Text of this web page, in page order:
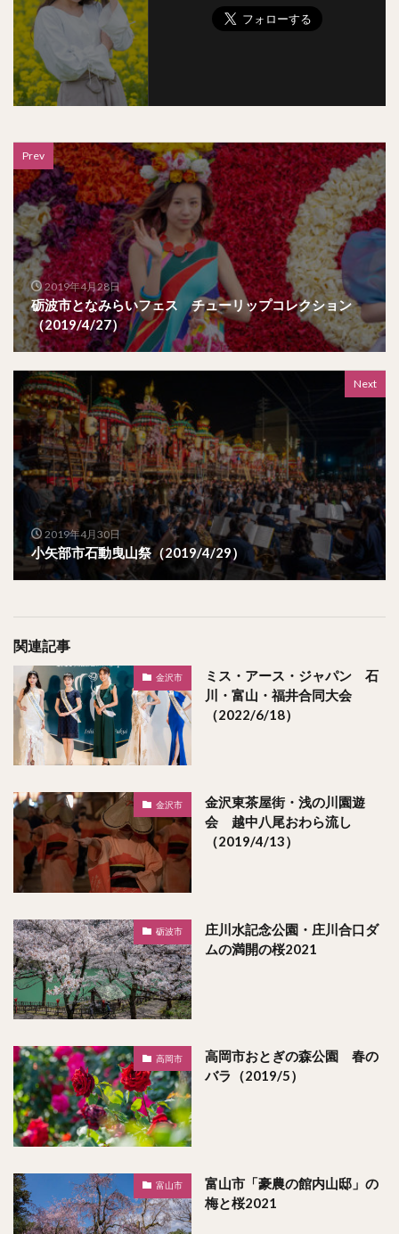
Prev
2019年4月28日
砺波市となみらいフェス チューリップコレクション
（2019/4/27）
Next
2019年4月30日
小矢部市石動曳山祭（2019/4/29）
関連記事
金沢市
ミス・アース・ジャパン 石
川・富山・福井合同大会
（2022/6/18）
金沢市
金沢東茶屋街・浅の川園遊
会 越中八尾おわら流し
（2019/4/13）
砺波市
庄川水記念公園・庄川合口ダ
ムの満開の桜2021
高岡市
高岡市おとぎの森公園 春の
バラ（2019/5）
富山市
富山市「豪農の館内山邸」の
梅と桜2021